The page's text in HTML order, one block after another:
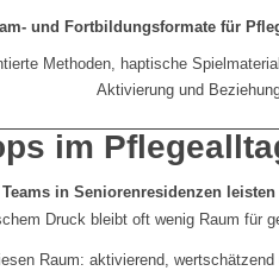
und Fortbildungsformate für
Methoden, haptische
Aktivierung und
im
in Seniorenresidenzen
Druck bleibt oft wenig Raum für
Raum: aktivierend,